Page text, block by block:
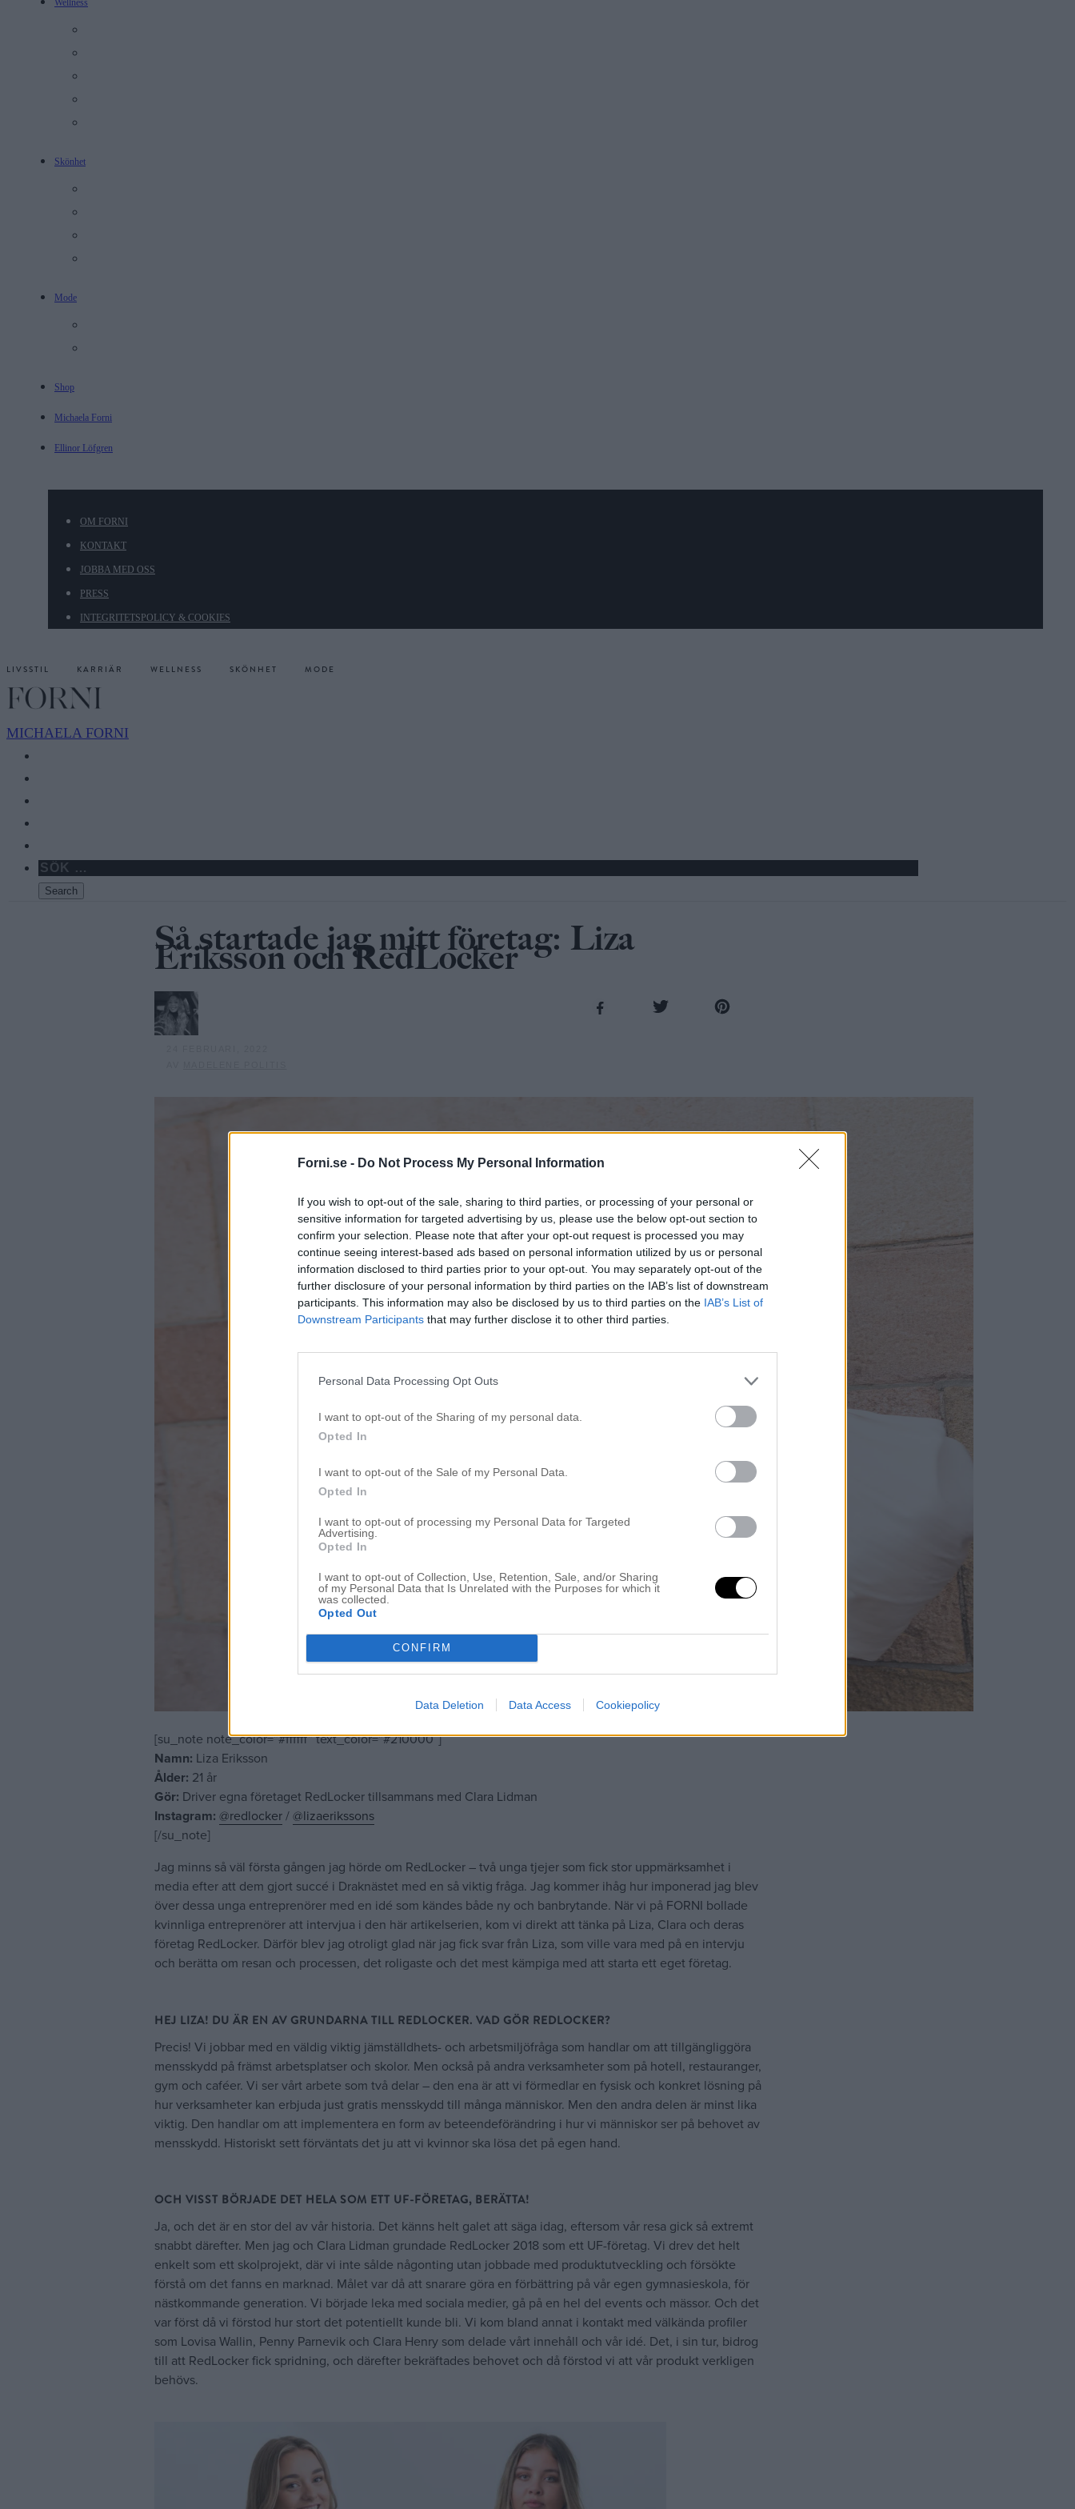
Forni.se - Do Not Process My Personal Information
If you wish to opt-out of the sale, sharing to third parties, or processing of your personal or
sensitive information for targeted advertising by us, please use the below opt-out section to
confirm your selection. Please note that after your opt-out request is processed you may
continue seeing interest-based ads based on personal information utilized by us or personal
information disclosed to third parties prior to your opt-out. You may separately opt-out of the
further disclosure of your personal information by third parties on the IAB’s list of downstream
participants. This information may also be disclosed by us to third parties on the IAB’s List of
Downstream Participants that may further disclose it to other third parties.
Personal Data Processing Opt Outs
I want to opt-out of the Sharing of my personal data.
Opted In
I want to opt-out of the Sale of my Personal Data.
Opted In
I want to opt-out of processing my Personal Data for Targeted
Advertising.
Opted In
I want to opt-out of Collection, Use, Retention, Sale, and/or Sharing
of my Personal Data that Is Unrelated with the Purposes for which it
was collected.
Opted Out
CONFIRM
Data Deletion Data Access Cookiepolicy
Wellness
Skönhet
Mode
Shop
Michaela Forni
Ellinor Löfgren
OM FORNI
KONTAKT
JOBBA MED OSS
PRESS
INTEGRITETSPOLICY & COOKIES
LIVSSTIL KARRIÄR WELLNESS SKÖNHET MODE
MICHAELA FORNI
Så startade jag mitt företag: Liza
Eriksson och RedLocker
[su_note note_color=”#ffffff” text_color=”#210000″]
Namn: Liza Eriksson
Ålder: 21 år
Gör: Driver egna företaget RedLocker tillsammans med Clara Lidman
Instagram: @redlocker / @lizaerikssons
[/su_note]
Jag minns så väl första gången jag hörde om RedLocker – två unga tjejer som fick stor uppmärksamhet i
media efter att dem gjort succé i Draknästet med en så viktig fråga. Jag kommer ihåg hur imponerad jag blev
över dessa unga entreprenörer med en idé som kändes både ny och banbrytande. När vi på FORNI bollade
kvinnliga entreprenörer att intervjua i den här artikelserien, kom vi direkt att tänka på Liza, Clara och deras
företag RedLocker. Därför blev jag otroligt glad när jag fick svar från Liza, som ville vara med på en intervju
och berätta om resan och processen, det roligaste och det mest kämpiga med att starta ett eget företag.
HEJ LIZA! DU ÄR EN AV GRUNDARNA TILL REDLOCKER. VAD GÖR REDLOCKER?
Precis! Vi jobbar med en väldig viktig jämställdhets- och arbetsmiljöfråga som handlar om att tillgängliggöra
mensskydd på främst arbetsplatser och skolor. Men också på andra verksamheter som på hotell, restauranger,
gym och caféer. Vi ser vårt arbete som två delar – den ena är att vi förmedlar en fysisk och konkret lösning på
hur verksamheter kan erbjuda just gratis mensskydd till många människor. Men den andra delen är minst lika
viktig. Den handlar om att implementera en form av beteendeförändring i hur vi människor ser på behovet av
mensskydd. Historiskt sett förväntats det ju att vi kvinnor ska lösa det på egen hand.
OCH VISST BÖRJADE DET HELA SOM ETT UF-FÖRETAG, BERÄTTA!
Ja, och det är en stor del av vår historia. Det känns helt galet att säga idag, eftersom vår resa gick så extremt
snabbt därefter. Men jag och Clara Lidman grundade RedLocker 2018 som ett UF-företag. Vi drev det helt
enkelt som ett skolprojekt, där vi inte sålde någonting utan jobbade med produktutveckling och försökte
förstå om det fanns en marknad. Målet var då att snarare göra en förbättring på vår egen gymnasieskola, för
nästkommande generation. Vi började leka med sociala medier, gå på en hel del events och mässor. Och det
var först då vi förstod hur stort det potentiellt kunde bli. Vi kom bland annat i kontakt med välkända profiler
som Lovisa Wallin, Penny Parnevik och Clara Henry som delade vårt innehåll och vår idé. Det, i sin tur, bidrog
till att RedLocker fick spridning, och därefter bekräftades behovet och då förstod vi att vår produkt verkligen
behövs.